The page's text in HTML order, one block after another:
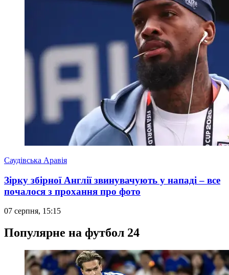
Саудівська Аравія
Зірку збірної Англії звинувачують у нападі – все
почалося з прохання про фото
07 серпня, 15:15
Популярне на футбол 24